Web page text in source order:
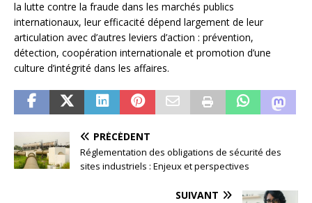
la lutte contre la fraude dans les marchés publics
internationaux, leur efficacité dépend largement de leur
articulation avec d’autres leviers d’action : prévention,
détection, coopération internationale et promotion d’une
culture d’intégrité dans les affaires.
PRÉCÉDENT
Réglementation des obligations de sécurité des
sites industriels : Enjeux et perspectives
SUIVANT